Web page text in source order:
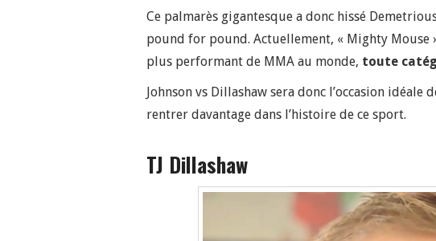
Ce palmarès gigantesque a donc hissé
pound for pound. Actuellement, « Mighty Mouse
plus performant de MMA au monde, toute
Johnson vs Dillashaw sera donc l’occasion idéale
rentrer davantage dans l’histoire de ce sport.
TJ Dillashaw